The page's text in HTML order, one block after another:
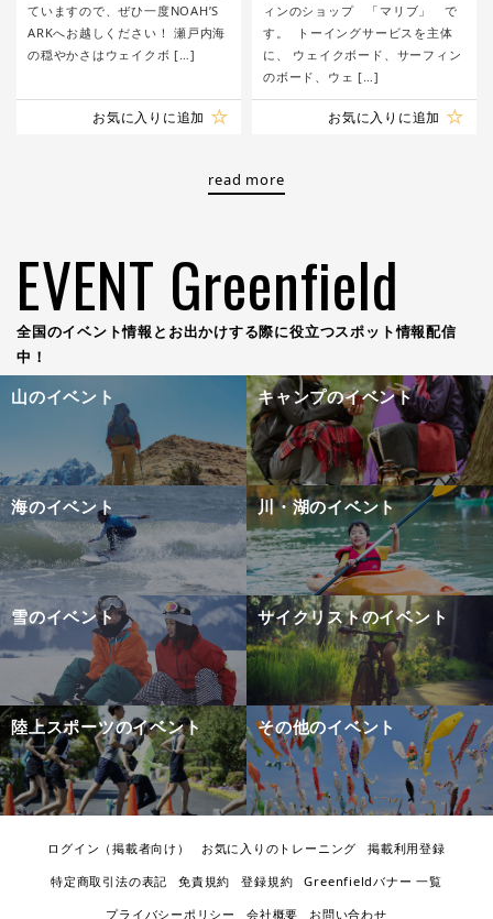
ていますので、ぜひ一度NOAH’S
ARKへお越しください！ 瀬戸内海
の穏やかさはウェイクボ […]
お気に入りに追加
ィンのショップ 「マリブ」 で
す。 ​ トーイングサービスを主体
に、 ウェイクボード、サーフィン
のボード、ウェ […]
お気に入りに追加
read more
EVENT Greenfield
全国のイベント情報とお出かけする際に役立つスポット情報配信
中！
山のイベント キャンプのイベント
海のイベント 川・湖のイベント
雪のイベント サイクリストのイベント
陸上スポーツのイベント その他のイベント
ログイン（掲載者向け） お気に入りのトレーニング
掲載利用登録
特定商取引法の表記
免責規約 登録規約
Greenfieldバナー 一覧
プライバシーポリシー
会社概要 お問い合わせ